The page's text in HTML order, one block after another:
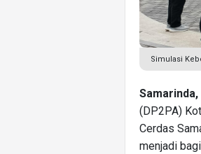
Simulasi
(DP2PA)
Cerdas
menjadi